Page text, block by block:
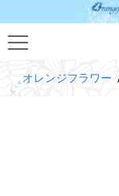
オレンジフラワー